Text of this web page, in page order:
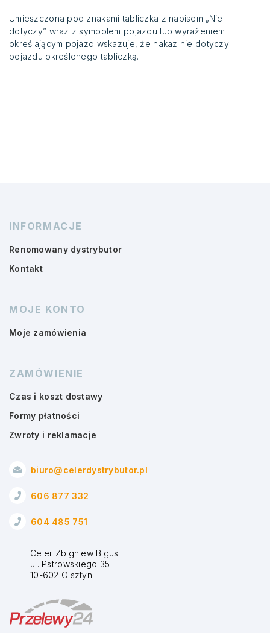
Umieszczona pod znakami tabliczka z napisem „Nie
dotyczy” wraz z symbolem pojazdu lub wyrażeniem
określającym pojazd wskazuje, że nakaz nie dotyczy
pojazdu określonego tabliczką.
INFORMACJE
Renomowany dystrybutor
Kontakt
MOJE KONTO
Moje zamówienia
ZAMÓWIENIE
Czas i koszt dostawy
Formy płatności
Zwroty i reklamacje
biuro@celerdystrybutor.pl
606 877 332
604 485 751
Celer Zbigniew Bigus
ul. Pstrowskiego 35
10-602 Olsztyn